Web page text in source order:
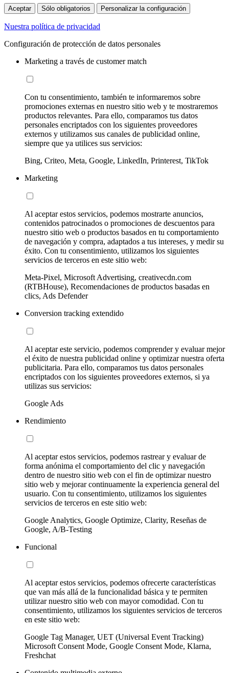
Aceptar Sólo obligatorios Personalizar la configuración
Nuestra política de privacidad
Configuración de protección de datos personales
Marketing a través de customer match
Con tu consentimiento, también te informaremos sobre
promociones externas en nuestro sitio web y te mostraremos
productos relevantes. Para ello, comparamos tus datos
personales encriptados con los siguientes proveedores
externos y utilizamos sus canales de publicidad online,
siempre que ya utilices sus servicios:
Bing, Criteo, Meta, Google, LinkedIn, Printerest, TikTok
Marketing
Al aceptar estos servicios, podemos mostrarte anuncios,
contenidos patrocinados o promociones de descuentos para
nuestro sitio web o productos basados en tu comportamiento
de navegación y compra, adaptados a tus intereses, y medir su
éxito. Con tu consentimiento, utilizamos los siguientes
servicios de terceros en este sitio web:
Meta-Pixel, Microsoft Advertising, creativecdn.com
(RTBHouse), Recomendaciones de productos basadas en
clics, Ads Defender
Conversion tracking extendido
Al aceptar este servicio, podemos comprender y evaluar mejor
el éxito de nuestra publicidad online y optimizar nuestra oferta
publicitaria. Para ello, comparamos tus datos personales
encriptados con los siguientes proveedores externos, si ya
utilizas sus servicios:
Google Ads
Rendimiento
Al aceptar estos servicios, podemos rastrear y evaluar de
forma anónima el comportamiento del clic y navegación
dentro de nuestro sitio web con el fin de optimizar nuestro
sitio web y mejorar continuamente la experiencia general del
usuario. Con tu consentimiento, utilizamos los siguientes
servicios de terceros en este sitio web:
Google Analytics, Google Optimize, Clarity, Reseñas de
Google, A/B-Testing
Funcional
Al aceptar estos servicios, podemos ofrecerte características
que van más allá de la funcionalidad básica y te permiten
utilizar nuestro sitio web con mayor comodidad. Con tu
consentimiento, utilizamos los siguientes servicios de terceros
en este sitio web:
Google Tag Manager, UET (Universal Event Tracking)
Microsoft Consent Mode, Google Consent Mode, Klarna,
Freshchat